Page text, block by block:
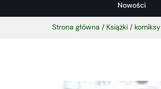
Nowości
Strona główna / Książki / komiksy